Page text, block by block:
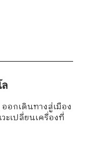
ล
กเดินทางสู่เมือง
ะเปลี่ยนเครื่องที่